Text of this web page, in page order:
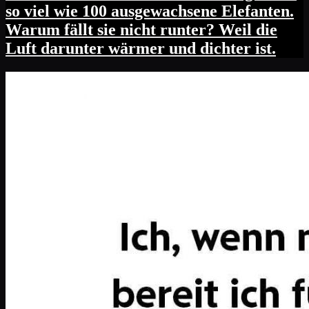
so viel wie 100 ausgewachsene Elefanten.
Warum fällt sie nicht runter? Weil die
Luft darunter wärmer und dichter ist.